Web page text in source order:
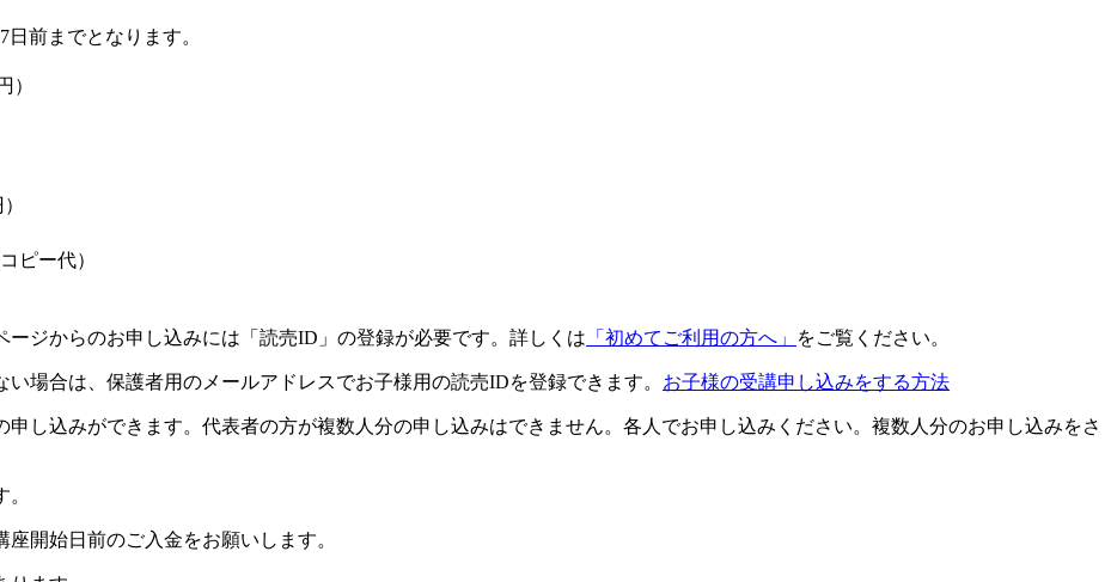
前までとなります。
）
ピー代）
ジからのお申し込みには「読売ID」の登録が必要です。詳しくは 「初めてご利用の方へ」 をご覧ください。
場合は、保護者用のメールアドレスでお子様用の読売IDを登録できます。 お子様の受講申し込みをする方法
し込みができます。代表者の方が複数人分の申し込みはできません。各人でお申し込みください。複数人分のお申し込みをさ
開始日前のご入金をお願いします。